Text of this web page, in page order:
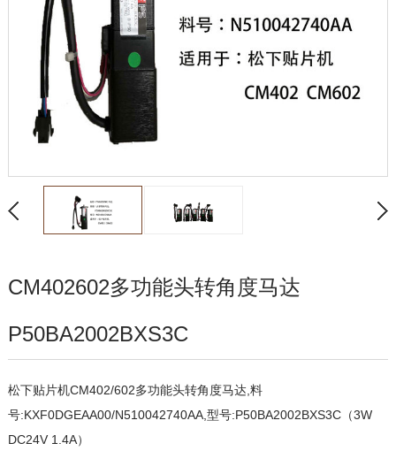
CM402602多功能头转角度马达
P50BA2002BXS3C
松下贴片机CM402/602多功能头转角度马达,料
号:KXF0DGEAA00/N510042740AA,型号:P50BA2002BXS3C（3W
DC24V 1.4A）